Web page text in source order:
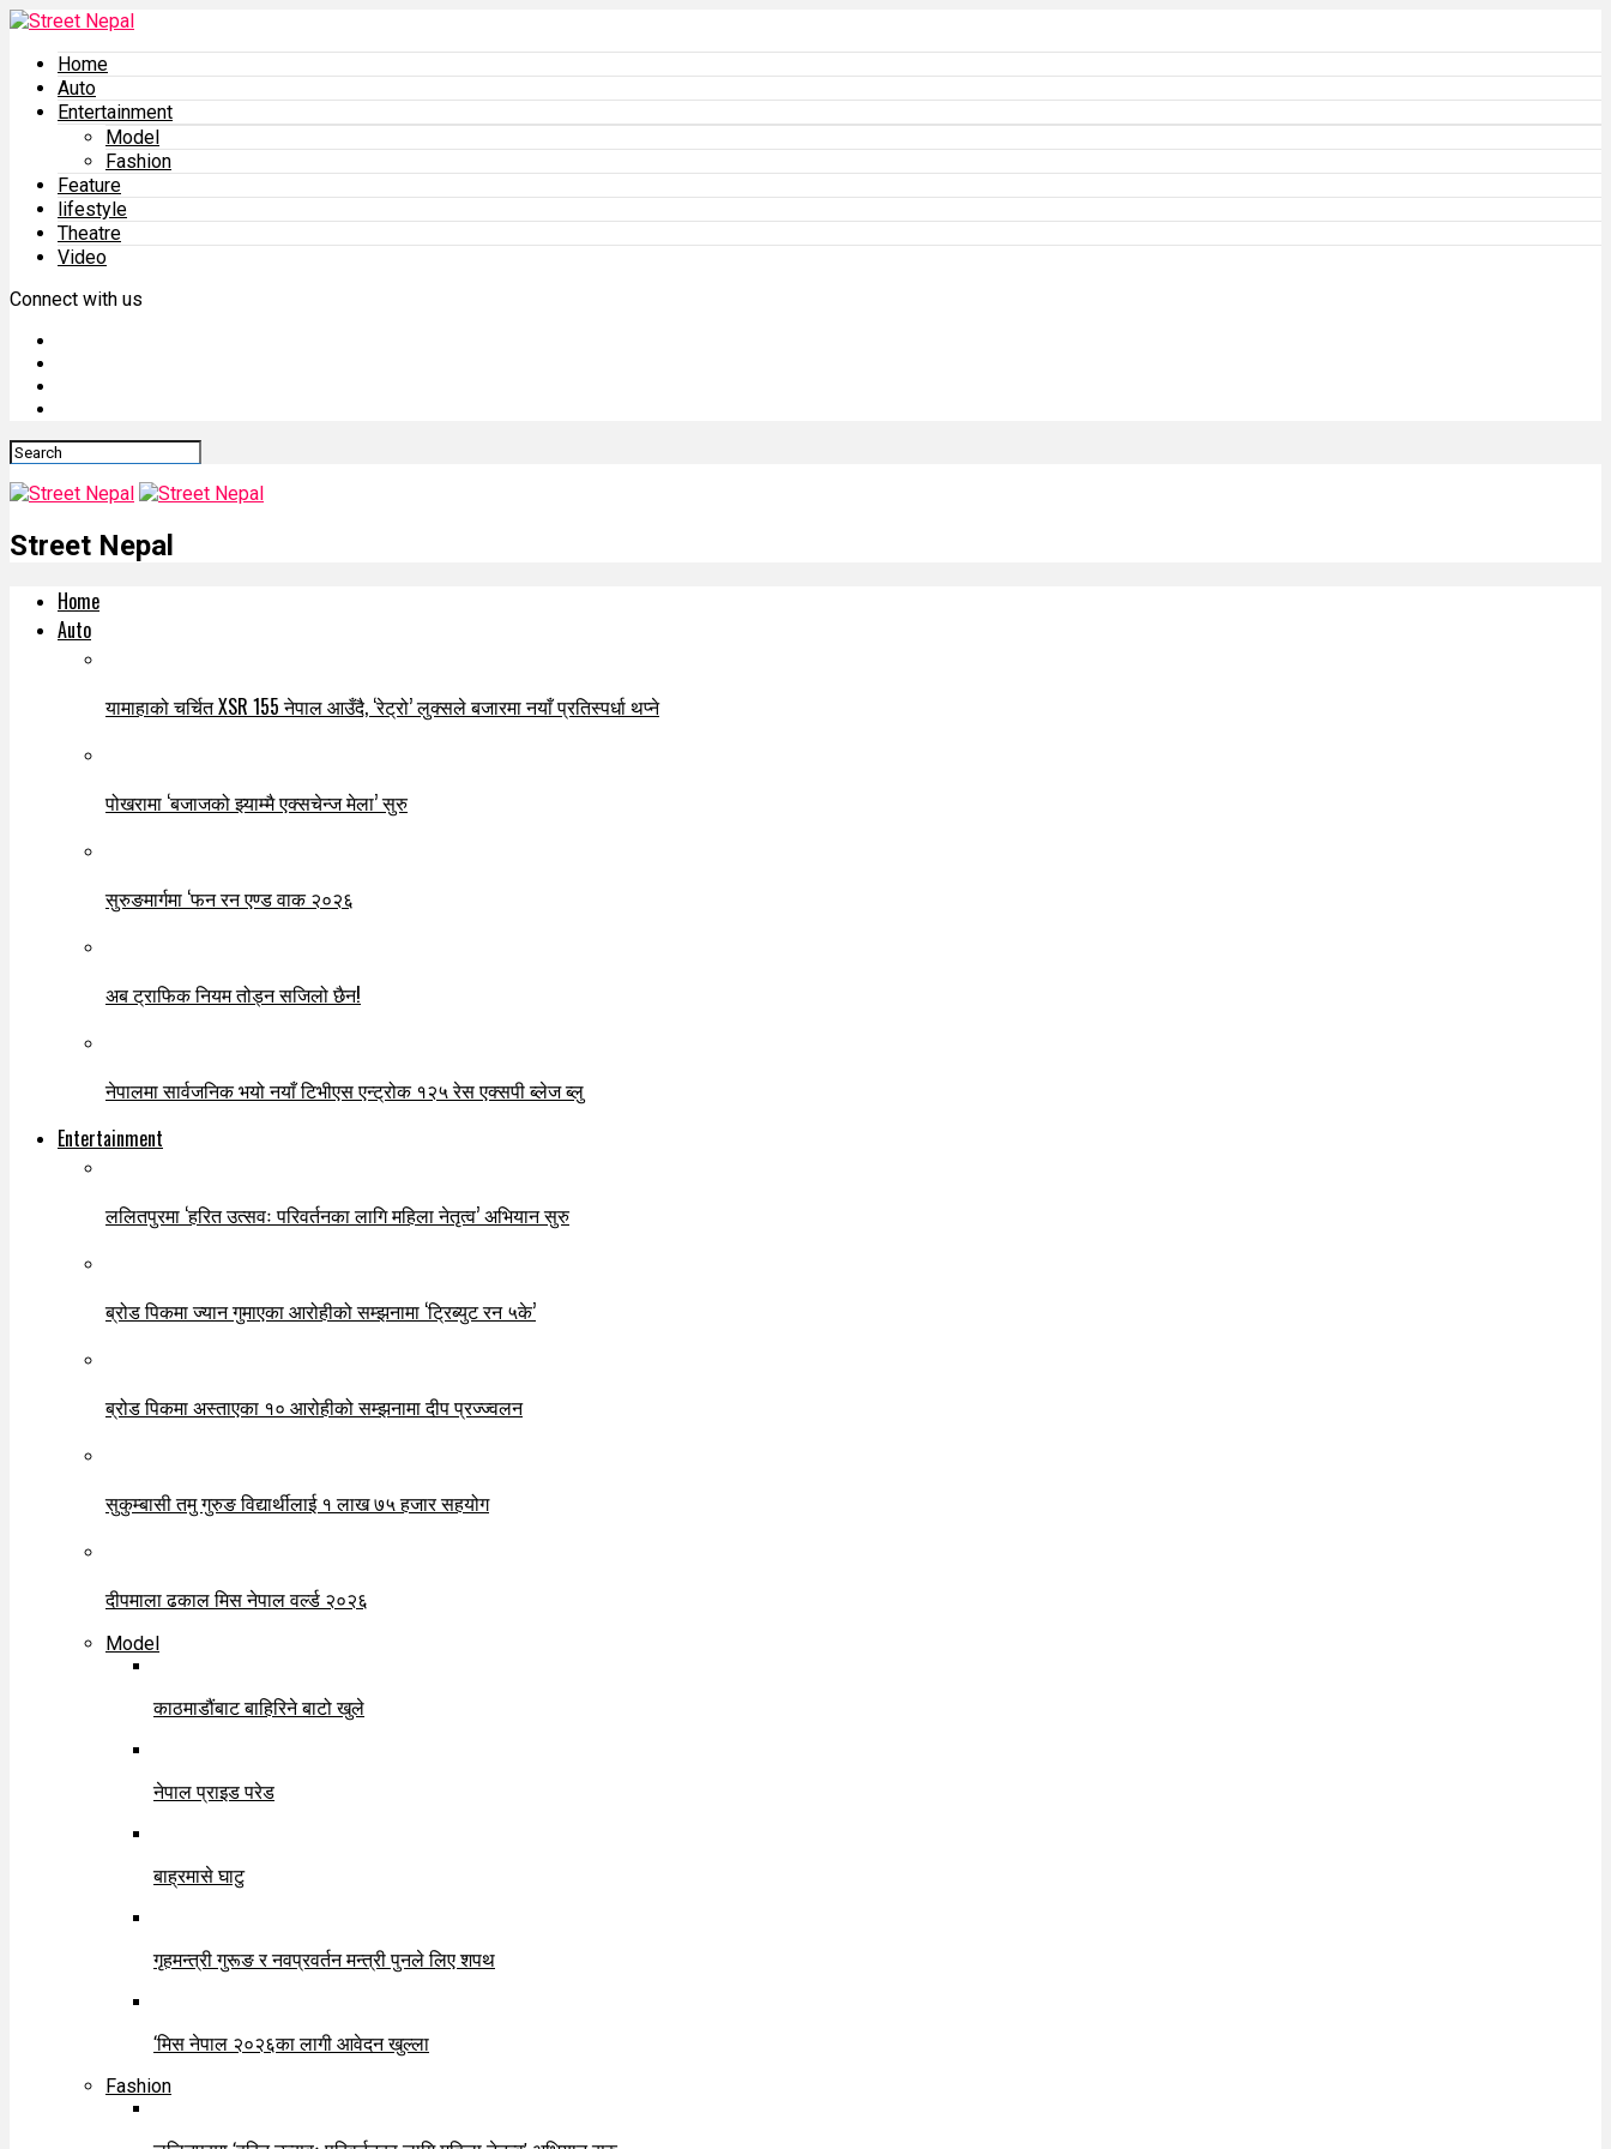
Home
Auto
Entertainment
Model
Fashion
Feature
lifestyle
Theatre
Video
Connect with us
Street Nepal
Home
Auto
यामाहाको चर्चित XSR 155 नेपाल आउँदै, ‘रेट्रो’ लुक्सले बजारमा नयाँ प्रतिस्पर्धा थप्ने
पोखरामा ‘बजाजको झ्याम्मै एक्सचेन्ज मेला’ सुरु
सुरुङमार्गमा ‘फन रन एण्ड वाक २०२६
अब ट्राफिक नियम तोड्न सजिलो छैन!
नेपालमा सार्वजनिक भयो नयाँ टिभीएस एन्ट्रोक १२५ रेस एक्सपी ब्लेज ब्लु
Entertainment
ललितपुरमा ‘हरित उत्सवः परिवर्तनका लागि महिला नेतृत्व’ अभियान सुरु
ब्रोड पिकमा ज्यान गुमाएका आरोहीको सम्झनामा ‘ट्रिब्युट रन ५के’
ब्रोड पिकमा अस्ताएका १० आरोहीको सम्झनामा दीप प्रज्ज्वलन
सुकुम्बासी तमु गुरुङ विद्यार्थीलाई १ लाख ७५ हजार सहयोग
दीपमाला ढकाल मिस नेपाल वर्ल्ड २०२६
Model
काठमाडौंबाट बाहिरिने बाटो खुले
नेपाल प्राइड परेड
बाह्रमासे घाटु
गृहमन्त्री गुरूङ र नवप्रवर्तन मन्त्री पुनले लिए शपथ
‘मिस नेपाल २०२६का लागी आवेदन खुल्ला
Fashion